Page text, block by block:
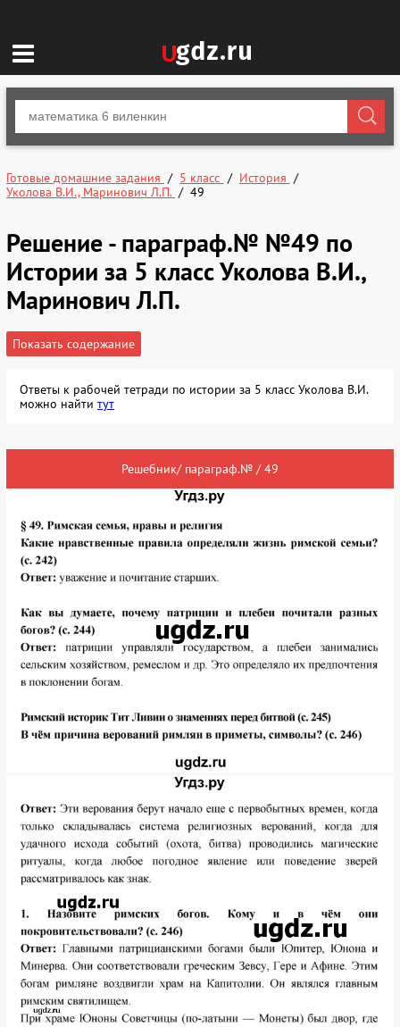
Готовые домашние задания 5 класс
История
Уколова В.И., Маринович Л.П.
49
Решение - параграф.№ №49 по
Истории за 5 класс Уколова В.И.,
Маринович Л.П.
Показать содержание
Ответы к рабочей тетради по истории за 5 класс Уколова В.И.
можно найти тут
Решебник/ параграф.№ / 49